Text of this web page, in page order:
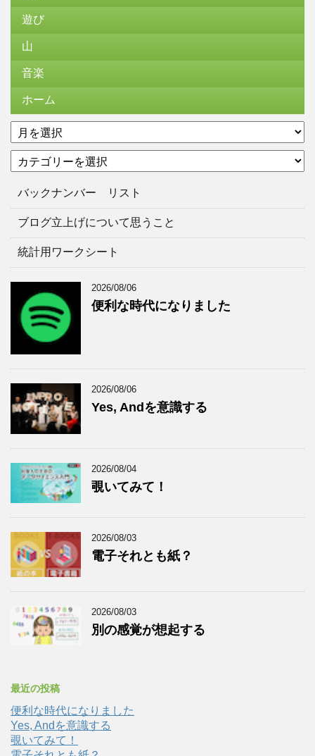
遊び
山
音楽
ホーム
ア
ー
イ
テ
リ
バックナンバー リスト
ブログ立上げについて思うこと
統計用ワークシート
2026/08/06
便利な時代になりました
2026/08/06
Yes, Andを意識する
2026/08/04
覗いてみて！
2026/08/03
電子それとも紙？
2026/08/03
別の感覚が想起する
最近の投稿
便利な時代になりました
Yes, Andを意識する
覗いてみて！